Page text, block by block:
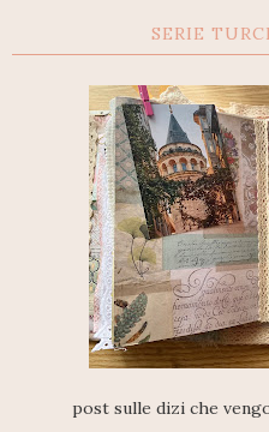
SERIE
post sulle dizi che